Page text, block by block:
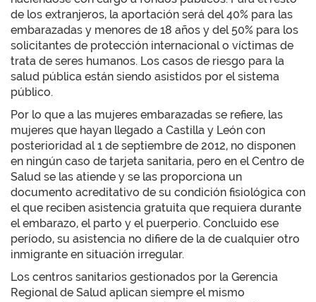
de los extranjeros, la aportación será del 40% para las
embarazadas y menores de 18 años y del 50% para los
solicitantes de protección internacional o víctimas de
trata de seres humanos. Los casos de riesgo para la
salud pública están siendo asistidos por el sistema
público.
Por lo que a las mujeres embarazadas se refiere, las
mujeres que hayan llegado a Castilla y León con
posterioridad al 1 de septiembre de 2012, no disponen
en ningún caso de tarjeta sanitaria, pero en el Centro de
Salud se las atiende y se las proporciona un
documento acreditativo de su condición fisiológica con
el que reciben asistencia gratuita que requiera durante
el embarazo, el parto y el puerperio. Concluido ese
período, su asistencia no difiere de la de cualquier otro
inmigrante en situación irregular.
Los centros sanitarios gestionados por la Gerencia
Regional de Salud aplican siempre el mismo